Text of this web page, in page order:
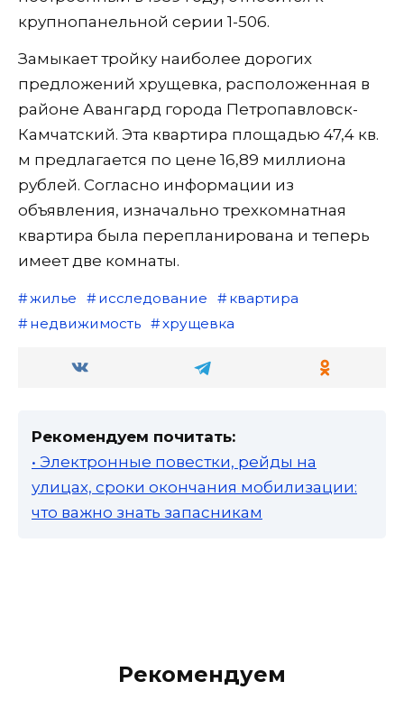
крупнопанельной серии 1-506.
Замыкает тройку наиболее дорогих
предложений хрущевка, расположенная в
районе Авангард города Петропавловск-
Камчатский. Эта квартира площадью 47,4 кв.
м предлагается по цене 16,89 миллиона
рублей. Согласно информации из
объявления, изначально трехкомнатная
квартира была перепланирована и теперь
имеет две комнаты.
жилье исследование
квартира
недвижимость
хрущевка
Рекомендуем почитать:
• Электронные повестки, рейды на
улицах, сроки окончания мобилизации:
что важно знать запасникам
Рекомендуем